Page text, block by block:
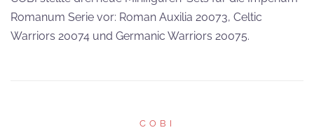
Romanum Serie vor: Roman Auxilia 20073, Celtic
Warriors 20074 und Germanic Warriors 20075.
COBI